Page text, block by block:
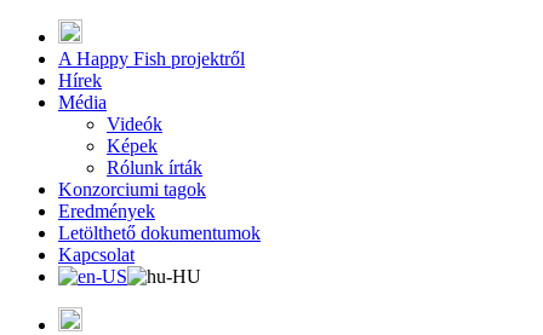
A Happy Fish projektről
Hírek
Média
Videók
Képek
Rólunk írták
Konzorciumi tagok
Eredmények
Letölthető dokumentumok
Kapcsolat